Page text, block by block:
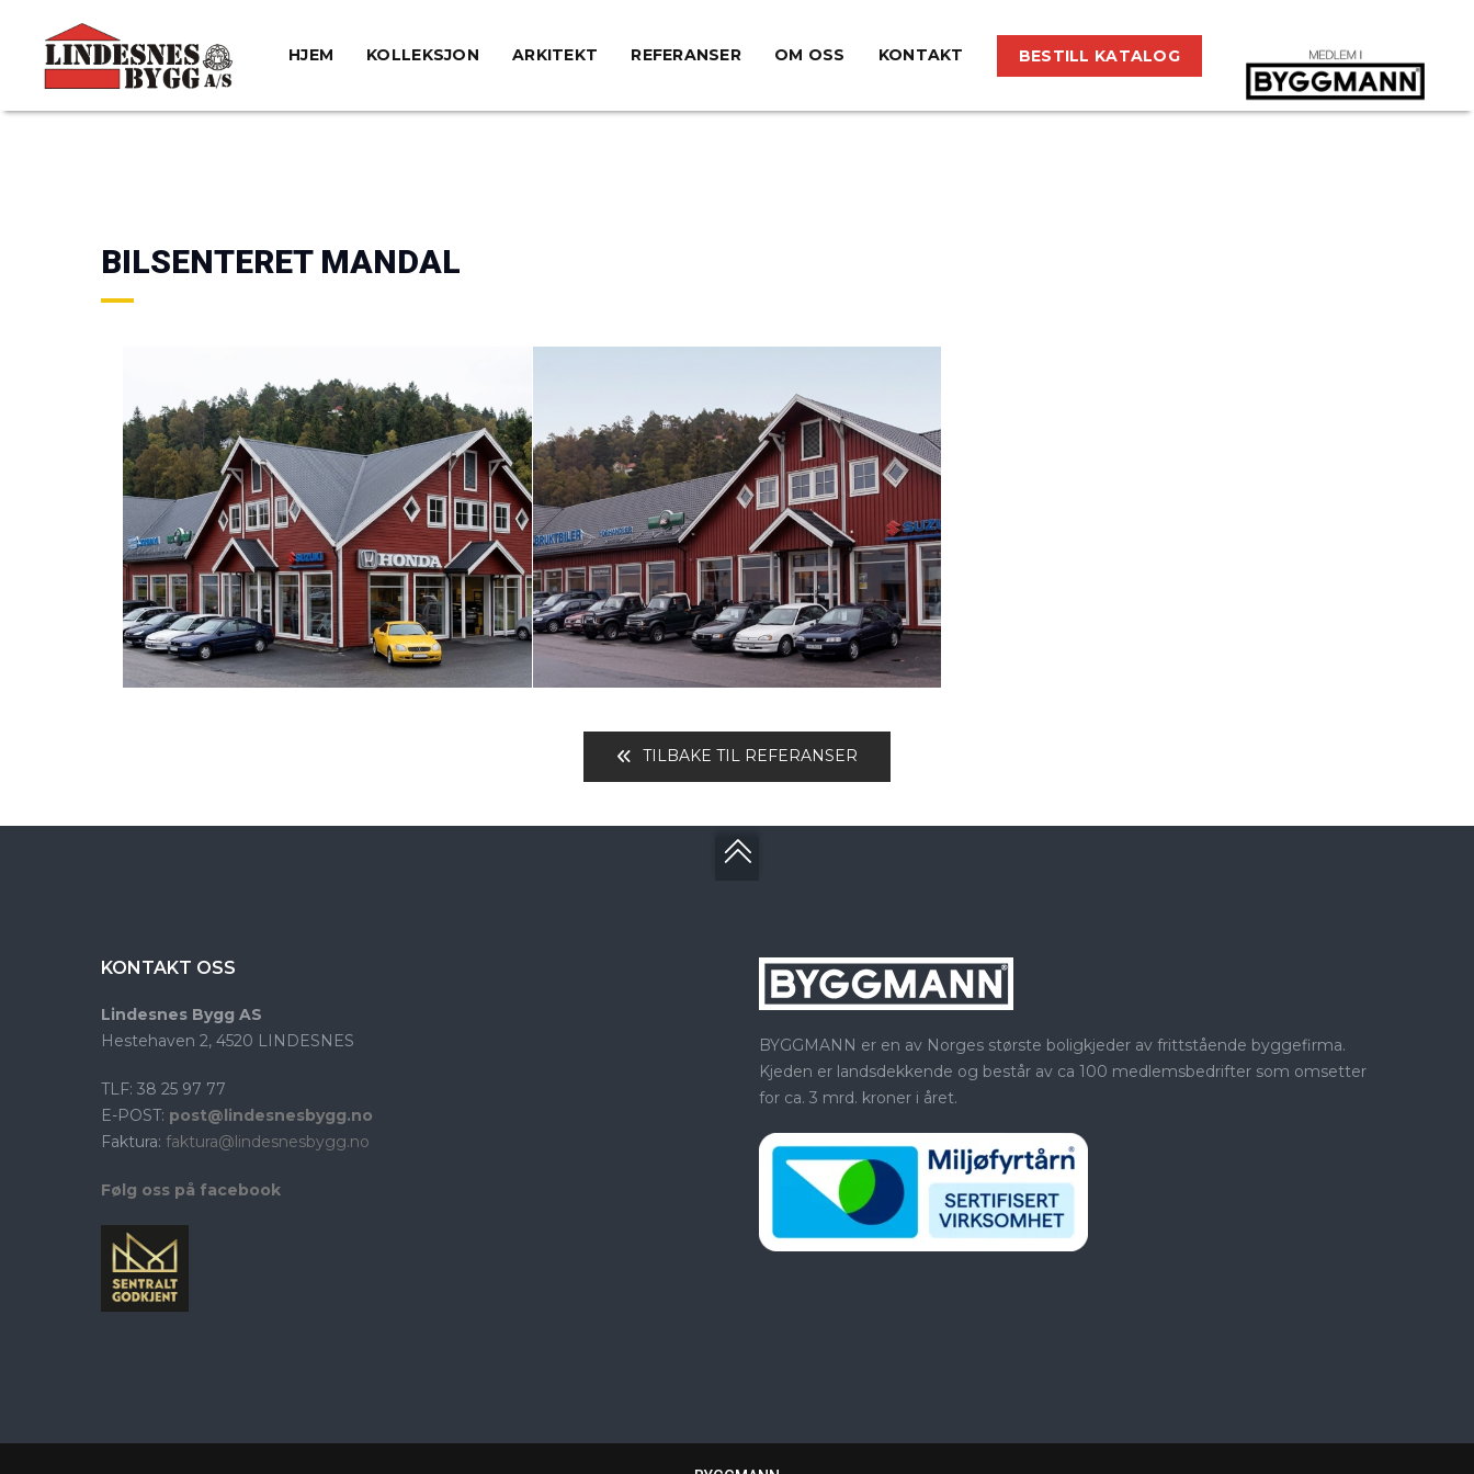
HJEM KOLLEKSJON ARKITEKT REFERANSER OM OSS KONTAKT BESTILL KATALOG
BILSENTERET MANDAL
TILBAKE TIL REFERANSER
KONTAKT OSS
Lindesnes Bygg AS
Hestehaven 2, 4520 LINDESNES
TLF: 38 25 97 77
E-POST: post@lindesnesbygg.no
Faktura: faktura@lindesnesbygg.no
Følg oss på facebook
BYGGMANN er en av Norges største boligkjeder av frittstående byggefirma.
Kjeden er landsdekkende og består av ca 100 medlemsbedrifter som omsetter
for ca. 3 mrd. kroner i året.